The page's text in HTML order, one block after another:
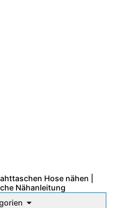
Hose nähen |
Nähanleitung